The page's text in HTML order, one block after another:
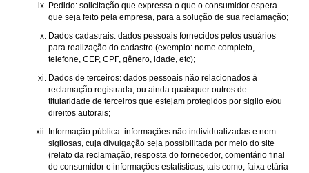
Pedido: solicitação que expressa o que o consumidor espera
que seja feito pela empresa, para a solução de sua reclamação;
Dados cadastrais: dados pessoais fornecidos pelos usuários
para realização do cadastro (exemplo: nome completo,
telefone, CEP, CPF, gênero, idade, etc);
Dados de terceiros: dados pessoais não relacionados à
reclamação registrada, ou ainda quaisquer outros de
titularidade de terceiros que estejam protegidos por sigilo e/ou
direitos autorais;
Informação pública: informações não individualizadas e nem
sigilosas, cuja divulgação seja possibilitada por meio do site
(relato da reclamação, resposta do fornecedor, comentário final
do consumidor e informações estatísticas, tais como, faixa etária